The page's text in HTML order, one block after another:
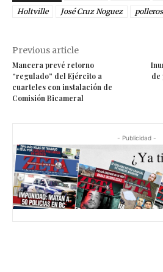
Holtville
José Cruz Noguez polleros
Previous article
Mancera prevé retorno
“regulado” del Ejército a
cuarteles con instalación de
Comisión Bicameral
de
- Publicidad -